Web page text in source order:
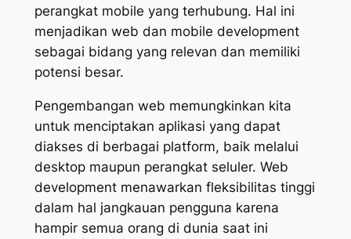
perangkat mobile yang terhubung. Hal ini
menjadikan web dan mobile development
sebagai bidang yang relevan dan memiliki
potensi besar.
Pengembangan web memungkinkan kita
untuk menciptakan aplikasi yang dapat
diakses di berbagai platform, baik melalui
desktop maupun perangkat seluler. Web
development menawarkan fleksibilitas tinggi
dalam hal jangkauan pengguna karena
hampir semua orang di dunia saat ini